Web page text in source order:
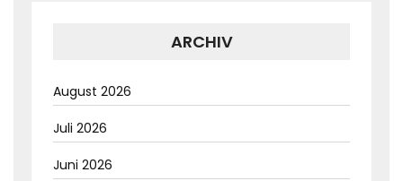
ARCHIV
August 2026
Juli 2026
Juni 2026